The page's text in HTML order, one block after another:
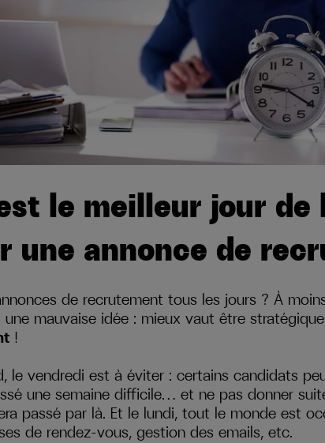
le meilleur jour de
une annonce de
de recrutement tous les jours ? À
une mauvaise idée : mieux vaut être
!
le vendredi est à éviter : certains candidats
une semaine difficile… et ne pas donner
passé par là. Et le lundi, tout le monde est
de rendez-vous, gestion des emails, etc.